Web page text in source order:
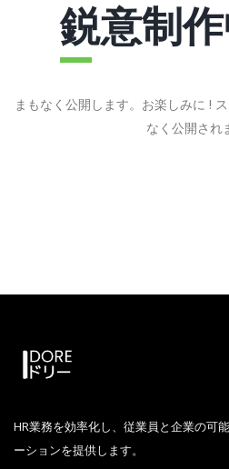
鋭意制
まもなく公開します。お楽しみに !
なく公開され
HR業務を効率化し、従業員と企業の可
ーションを提供します。